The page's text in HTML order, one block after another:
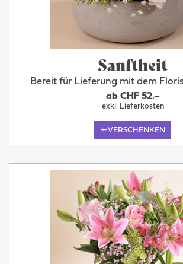
Sanftheit
Bereit für Lieferung mit dem
ab CHF 52.–
exkl. Lieferkosten
VERSCHENKEN